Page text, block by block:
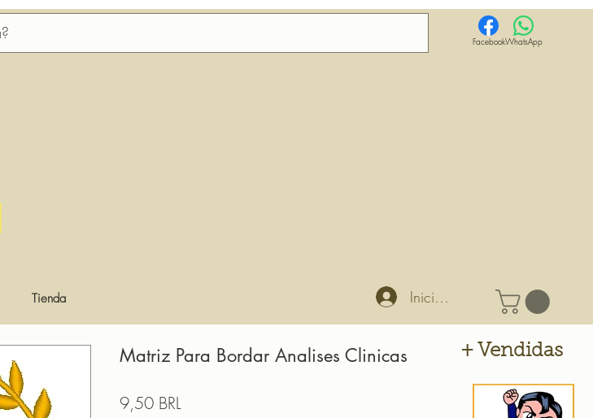
FacebookWhatsApp
Tienda Iniciar sesión
Matriz Para Bordar Analises Clinicas
9,50 BRL
+ Vendidas